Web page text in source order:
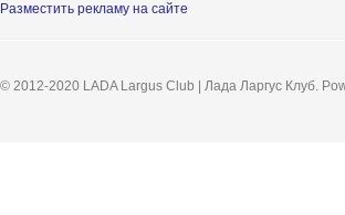
Разместить рекламу на сайте
© 2012-2020 LADA Largus Club | Лада Ларгус Клуб.